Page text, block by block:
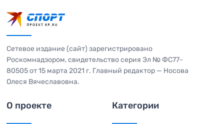
Сетевое издание (сайт) зарегистрировано
Роскомнадзором, свидетельство серия Эл № ФС77-
80505 от 15 марта 2021 г. Главный редактор — Носова
Олеся Вячеславовна.
О проекте Категории